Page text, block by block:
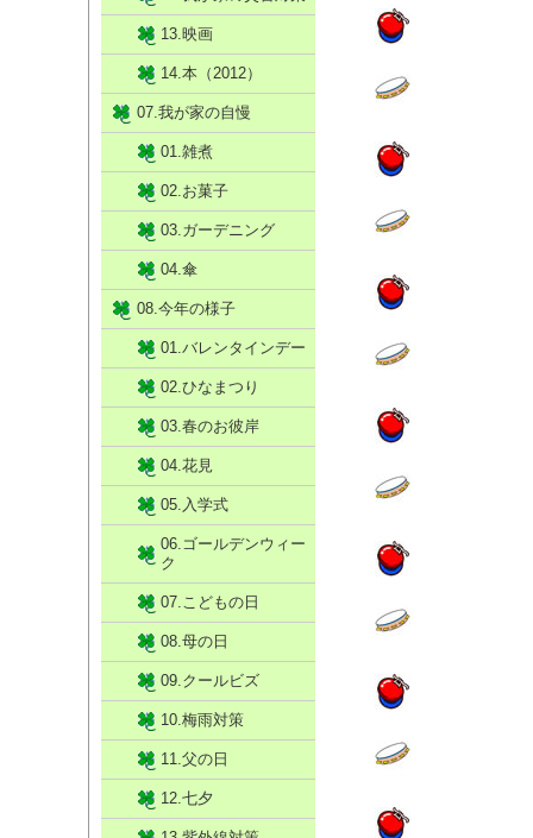
13.映画
14.本（2012）
07.我が家の自慢
01.雑煮
02.お菓子
03.ガーデニング
04.傘
08.今年の様子
01.バレンタインデー
02.ひなまつり
03.春のお彼岸
04.花見
05.入学式
06.ゴールデンウィー
ク
07.こどもの日
08.母の日
09.クールビズ
10.梅雨対策
11.父の日
12.七夕